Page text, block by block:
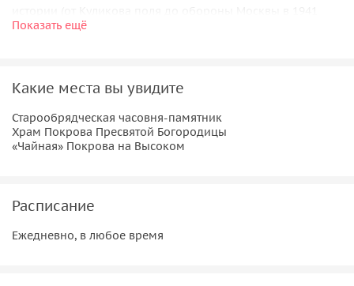
году), а также увидите ряд современных памятников и
Что вас ждет:
Мы пройдемся кстарообрядческой часовне-памятнику,
установленной на месте гибели боярыни Морозовой и ее
сестры княгини Урусовой. Недалеко от часовни
деревянного зодчества. Церковь построена в начале XVII
праведная Анна и Спиридон Тримифунский. Затем мы
Показать ещё
Какие места вы увидите
Старообрядческая часовня-памятник
Храм Покрова Пресвятой Богородицы
«Чайная» Покрова на Высоком
Расписание
Ежедневно, в любое время